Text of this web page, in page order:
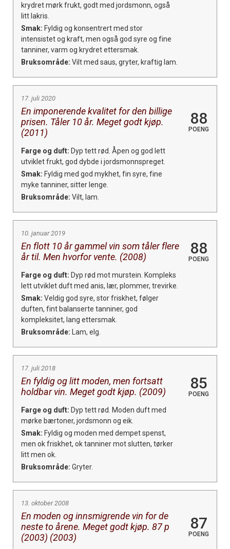
krydret mørk frukt, godt med jordsmonn, også
litt lakris.
Smak: Fyldig og konsentrert med stor
intensistet og kraft, men også god syre og fine
tanniner, varm og krydret ettersmak.
Bruksområde: Vilt med saus, gryter, kraftig lam.
17. juli 2020
En imponerende kvalitet for den billige
prisen. Tåler 10 år. Meget godt kjøp.
(2011)
88
POENG
Farge og duft: Dyp tett rød. Åpen og god lett
utviklet frukt, god dybde i jordsmonnspreget.
Smak: Fyldig med god mykhet, fin syre, fine
myke tanniner, sitter lenge.
Bruksområde: Vilt, lam.
10. januar 2019
En flott 10 år gammel vin som tåler flere
år til. Men hvorfor vente. (2008)
88
POENG
Farge og duft: Dyp rød mot murstein. Kompleks
lett utviklet duft med anis, lær, plommer, trevirke.
Smak: Veldig god syre, stor friskhet, følger
duften, fint balanserte tanniner, god
kompleksitet, lang ettersmak.
Bruksområde: Lam, elg.
17. juli 2018
En fyldig og litt moden, men fortsatt
holdbar vin. Meget godt kjøp. (2009)
85
POENG
Farge og duft: Dyp tett rød. Moden duft med
mørke bærtoner, jordsmonn og eik.
Smak: Fyldig og moden med dempet spenst,
men ok friskhet, ok tanniner mot slutten, tørker
litt men ok.
Bruksområde: Gryter.
13. oktober 2008
En moden og innsmigrende vin for de
neste to årene. Meget godt kjøp. 87 p
(2003) (2003)
87
POENG